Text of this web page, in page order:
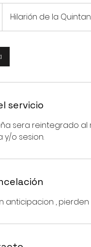
Hilarión de la
servicio
sera reintegrado
y/o sesion.
anticipacion , pierden